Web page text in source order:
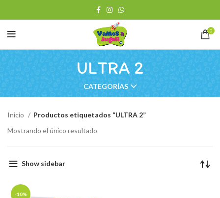
0
ULTRA 2
CATEGORÍAS
Inicio
Productos etiquetados “ULTRA 2”
Mostrando el único resultado
Show sidebar
-10%